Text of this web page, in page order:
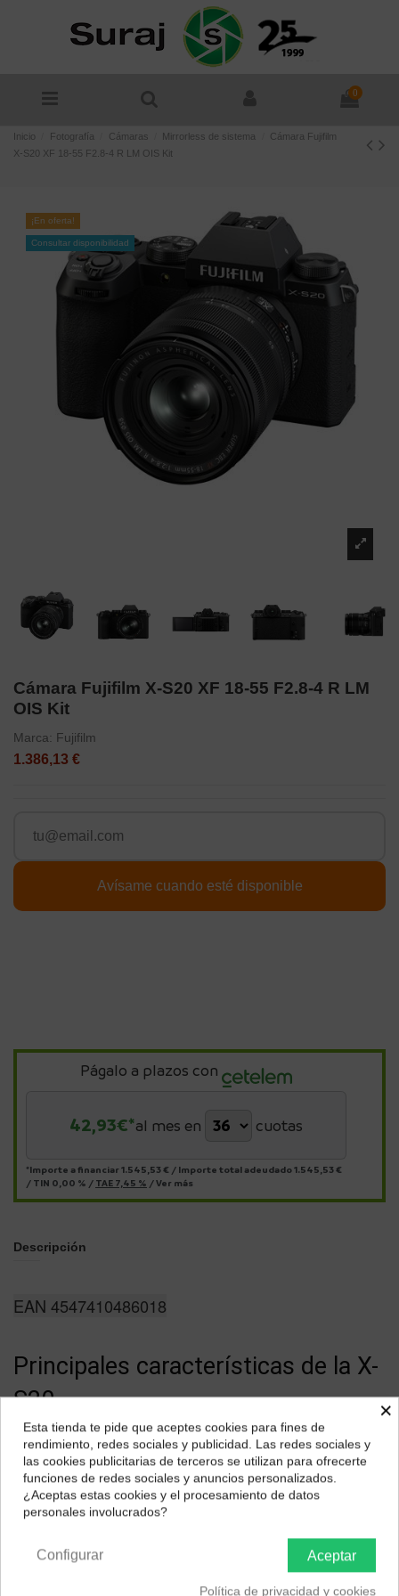
0
Inicio Fotografía Cámaras Mirrorless de sistema
Cámara Fujifilm
X-S20 XF 18-55 F2.8-4 R LM OIS Kit
¡En oferta!
Consultar disponibilidad
Cámara Fujifilm X-S20 XF 18-55 F2.8-4 R LM
OIS Kit
Marca: Fujifilm
1.386,13 €
Págalo a plazos con
42,93€*al mes en cuotas
*Importe a financiar 1.545,53 € / Importe total adeudado1.545,53 €
/ TIN 0,00 % / TAE 7,45 % /Ver más
Descripción
EAN 4547410486018
Principales características de la X-
S20
Sensor APS-CX-Trans CMOS 4 de 26 megapíxeles.
ProcesadorX Processor 5.
Visor electrónico de 2,36 millones de puntos y
ampliación x0,62.
modo VLOGy
posición selfie, 3 pulgadas y 1,84 millones de puntos de
¿Dónde deseas recibir tu pedido?
Selecciona tu ubicación para mostrarte los precios e
impuestos correctos para tu región.
×
Esta tienda te pide que aceptes cookies para fines de
rendimiento, redes sociales y publicidad. Las redes sociales y
las cookies publicitarias de terceros se utilizan para ofrecerte
funciones de redes sociales y anuncios personalizados.
¿Aceptas estas cookies y el procesamiento de datos
personales involucrados?
Aceptar
Configurar
Política de privacidad y cookies